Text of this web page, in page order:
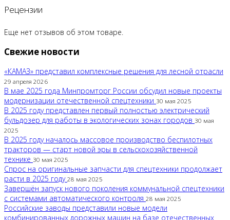
Рецензии
Еще нет отзывов об этом товаре.
Свежие новости
«КАМАЗ» представил комплексные решения для лесной отрасли
29 апреля 2026
В мае 2025 года Минпромторг России обсудил новые проекты
модернизации отечественной спецтехники 30 мая 2025
В 2025 году представлен первый полностью электрический
бульдозер для работы в экологических зонах городов 30 мая
2025
В 2025 году началось массовое производство беспилотных
тракторов — старт новой эры в сельскохозяйственной
технике 30 мая 2025
Спрос на оригинальные запчасти для спецтехники продолжает
расти в 2025 году 28 мая 2025
Завершён запуск нового поколения коммунальной спецтехники
с системами автоматического контроля 28 мая 2025
Российские заводы представили новые модели
комбинированных дорожных машин на базе отечественных